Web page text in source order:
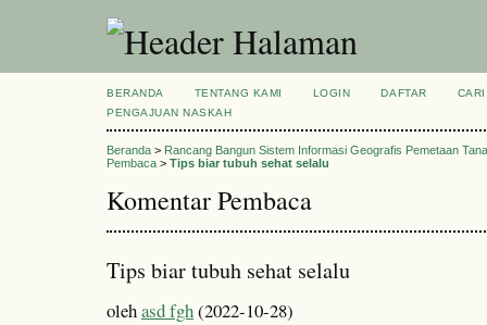
BERANDA TENTANG KAMI LOGIN DAFTAR
CARI
PENGAJUAN NASKAH
Beranda > Rancang Bangun Sistem Informasi Geografis Pemetaan
Pembaca > Tips biar tubuh sehat selalu
Komentar Pembaca
Tips biar tubuh sehat selalu
olehasd fgh(2022-10-28)